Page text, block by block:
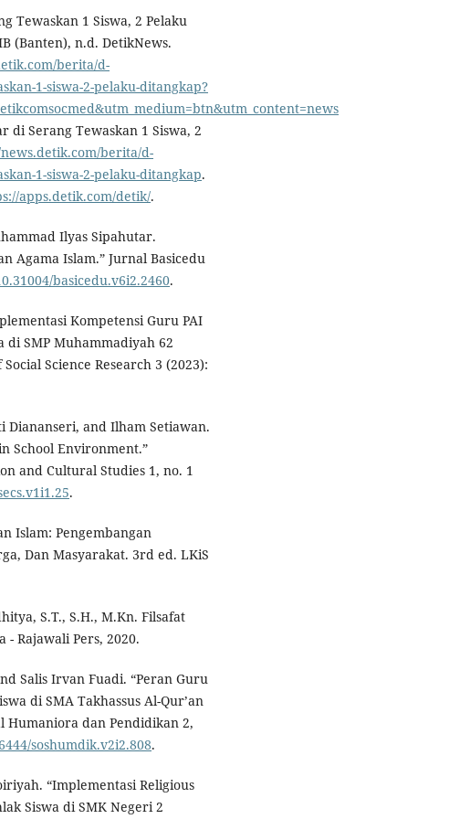
Tewaskan 1 Siswa, 2 Pelaku
(Banten), n.d. DetikNews.
berita/d-
1-siswa-2-pelaku-ditangkap?
di Serang Tewaskan 1 Siswa, 2
berita/d-
1-siswa-2-pelaku-ditangkap.
apps.detik.com/detik/.
Ilyas Sipahutar.
Agama Islam.” Jurnal Basicedu
basicedu.v6i2.2460.
Kompetensi Guru PAI
di SMP Muhammadiyah 62
Science Research 3 (2023):
Diananseri, and Ilham Setiawan.
School Environment.”
and Cultural Studies 1, no. 1
.
Islam: Pengembangan
Dan Masyarakat. 3rd ed. LKiS
S.T., S.H., M.Kn. Filsafat
- Rajawali Pers, 2020.
Salis Irvan Fuadi. “Peran Guru
di SMA Takhassus Al-Qur’an
Humaniora dan Pendidikan 2,
soshumdik.v2i2.808.
“Implementasi Religious
Siswa di SMK Negeri 2